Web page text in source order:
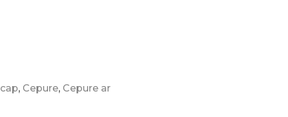
cap, Cepure, Cepure ar